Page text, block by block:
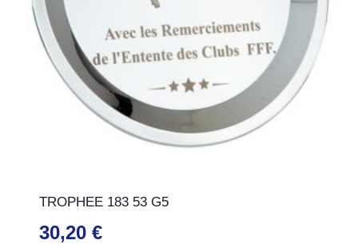
TROPHEE 183 53 G5
30,20 €